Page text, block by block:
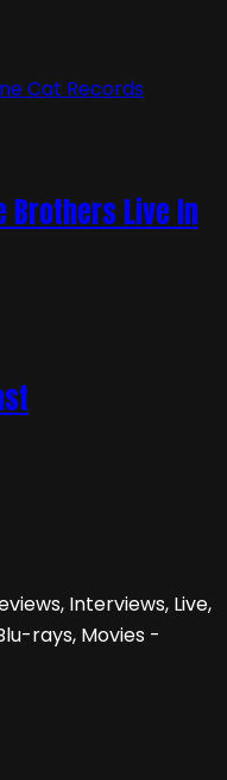
Cat Records
Brothers Live In
Interviews, Live,
rays, Movies -